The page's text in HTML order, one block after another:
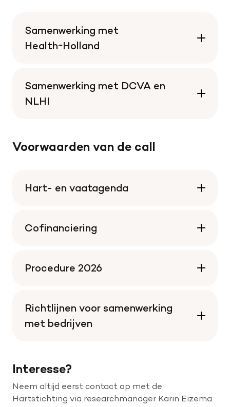
Samenwerking met
Health~Holland
Samenwerking met DCVA en
NLHI
Voorwaarden van de call
Hart- en vaatagenda
Cofinanciering
Procedure 2026
Richtlijnen voor samenwerking
met bedrijven
Interesse?
Neem altijd eerst contact op met de
Hartstichting via researchmanager Karin Eizema.